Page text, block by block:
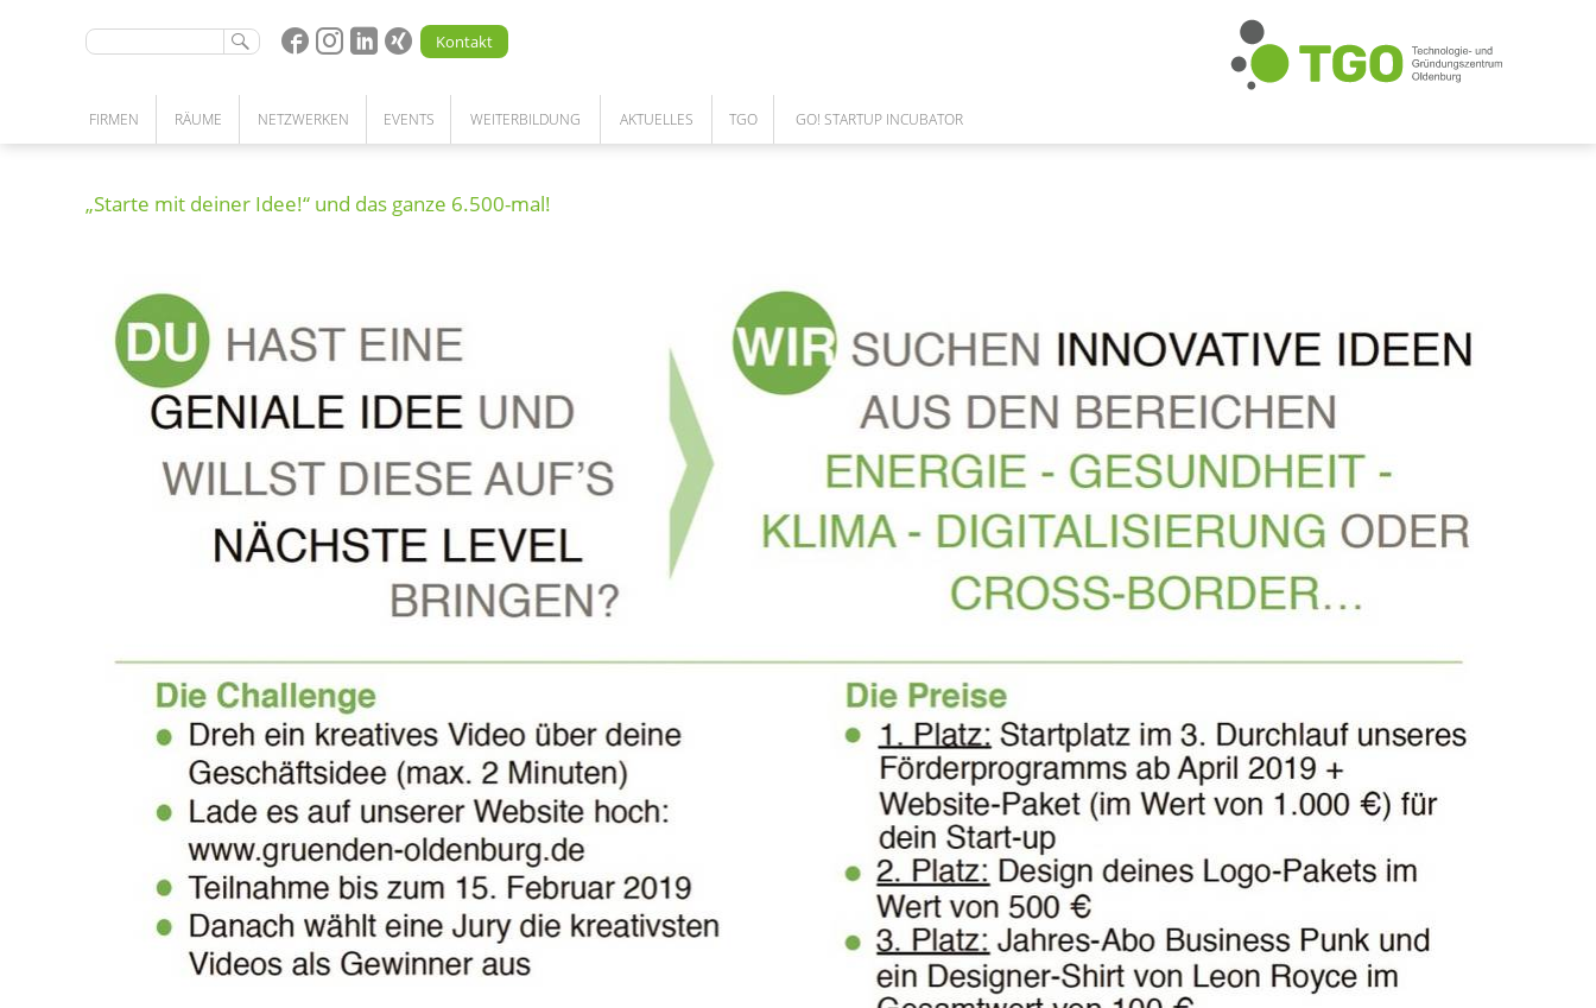
Kontakt
FIRMEN
NETZWERKPARTNERSCHAFT
KOMPETENZSUCHE
RÄUME
UNSERE LEISTUNGEN
COWORKING SPACE
NETZWERKEN
PATENSCHAFTSPROGRAMM
EVENTS WEITERBILDUNG AKTUELLES TGO
MEILENSTEINE DES TGO
GESELLSCHAFTER
AUFSICHTSRAT
CAFE BISTRO - CLOUD
GO! STARTUP INCUBATOR
„Starte mit deiner Idee!“ und das ganze 6.500-mal!